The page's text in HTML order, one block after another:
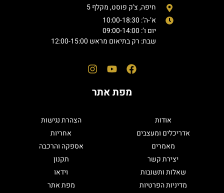
חיפה, צ'ק פוסט, מקלף 5
א’-ה’: 10:00-18:30
יום ו’: 09:00-14:00
שבת: רק בתיאום מראש 12:00-15:00
מפת אתר
אודות
אדריכלים ומעצבים
מאמרים
יצירת קשר
שאלות ותשובות
מדיניות הפרטיות
הצהרת נגישות
אחריות
אספקה והרכבה
תקנון
וידאו
מפת אתר